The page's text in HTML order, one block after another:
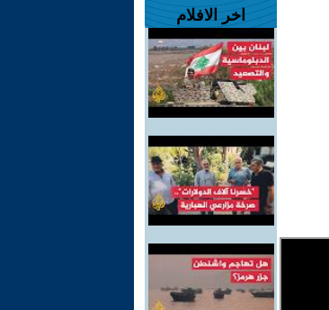
اخر الافلام